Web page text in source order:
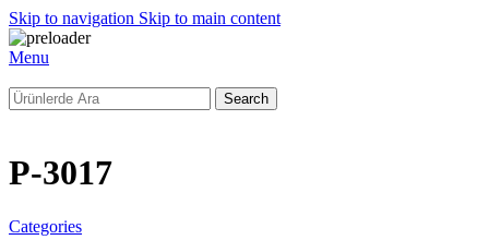
Skip to navigation Skip to main content
Menu
Search
P-3017
Categories